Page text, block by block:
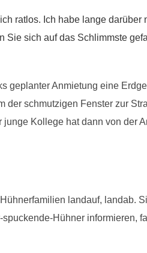
ratlos. Ich habe lange darüber
sich auf das Schlimmste
geplanter Anmietung eine
der schmutzigen Fenster zur
junge Kollege hat dann von der
landauf, landab.
Hühner informieren,